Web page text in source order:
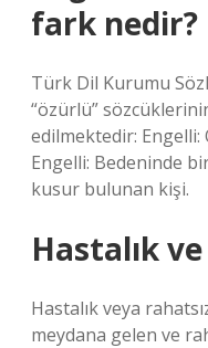
fark nedir?
Türk Dil Kurumu
“özürlü”
edilmektedir:
Engelli: Bedeninde
kusur bulunan kişi.
Hastalık
Hastalık veya
meydana gelen ve